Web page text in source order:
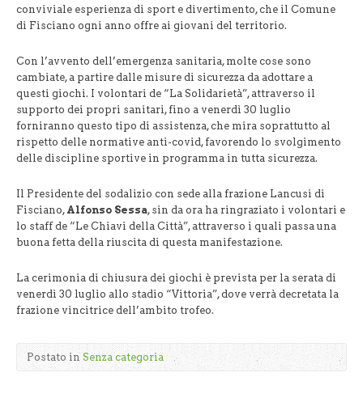
conviviale esperienza di sport e divertimento, che il Comune
di Fisciano ogni anno offre ai giovani del territorio.
Con l’avvento dell’emergenza sanitaria, molte cose sono
cambiate, a partire dalle misure di sicurezza da adottare a
questi giochi. I volontari de “La Solidarietà”, attraverso il
supporto dei propri sanitari, fino a venerdì 30 luglio
forniranno questo tipo di assistenza, che mira soprattutto al
rispetto delle normative anti-covid, favorendo lo svolgimento
delle discipline sportive in programma in tutta sicurezza.
Il Presidente del sodalizio con sede alla frazione Lancusi di
Fisciano, Alfonso Sessa, sin da ora ha ringraziato i volontari e
lo staff de “Le Chiavi della Città”, attraverso i quali passa una
buona fetta della riuscita di questa manifestazione.
La cerimonia di chiusura dei giochi è prevista per la serata di
venerdì 30 luglio allo stadio “Vittoria”, dove verrà decretata la
frazione vincitrice dell’ambito trofeo.
Postato in Senza categoria